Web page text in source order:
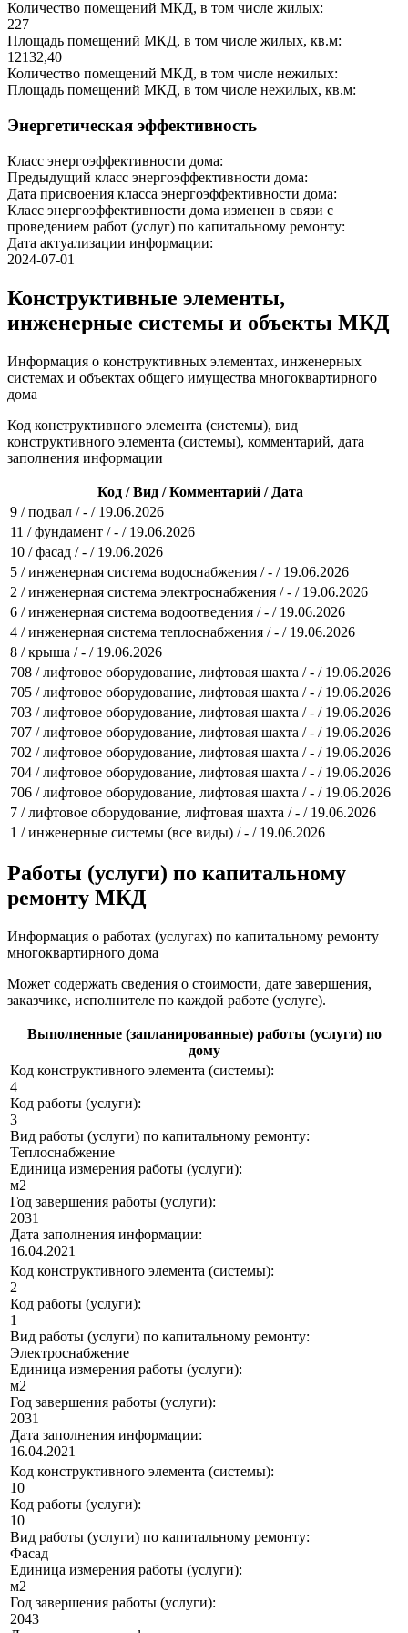
Количество помещений МКД, в том числе жилых:
227
Площадь помещений МКД, в том числе жилых, кв.м:
12132,40
Количество помещений МКД, в том числе нежилых:
Площадь помещений МКД, в том числе нежилых, кв.м:
Энергетическая эффективность
Класс энергоэффективности дома:
Предыдущий класс энергоэффективности дома:
Дата присвоения класса энергоэффективности дома:
Класс энергоэффективности дома изменен в связи с
проведением работ (услуг) по капитальному ремонту:
Дата актуализации информации:
2024-07-01
Конструктивные элементы,
инженерные системы и объекты МКД
Информация о конструктивных элементах, инженерных
системах и объектах общего имущества многоквартирного
дома
Код конструктивного элемента (системы), вид
конструктивного элемента (системы), комментарий, дата
заполнения информации
Код / Вид / Комментарий / Дата
9 / подвал / - / 19.06.2026
11 / фундамент / - / 19.06.2026
10 / фасад / - / 19.06.2026
5 / инженерная система водоснабжения / - / 19.06.2026
2 / инженерная система электроснабжения / - / 19.06.2026
6 / инженерная система водоотведения / - / 19.06.2026
4 / инженерная система теплоснабжения / - / 19.06.2026
8 / крыша / - / 19.06.2026
708 / лифтовое оборудование, лифтовая шахта / - / 19.06.2026
705 / лифтовое оборудование, лифтовая шахта / - / 19.06.2026
703 / лифтовое оборудование, лифтовая шахта / - / 19.06.2026
707 / лифтовое оборудование, лифтовая шахта / - / 19.06.2026
702 / лифтовое оборудование, лифтовая шахта / - / 19.06.2026
704 / лифтовое оборудование, лифтовая шахта / - / 19.06.2026
706 / лифтовое оборудование, лифтовая шахта / - / 19.06.2026
7 / лифтовое оборудование, лифтовая шахта / - / 19.06.2026
1 / инженерные системы (все виды) / - / 19.06.2026
Работы (услуги) по капитальному
ремонту МКД
Информация о работах (услугах) по капитальному ремонту
многоквартирного дома
Может содержать сведения о стоимости, дате завершения,
заказчике, исполнителе по каждой работе (услуге).
Выполненные (запланированные) работы (услуги) по
дому
Код конструктивного элемента (системы):
4
Код работы (услуги):
3
Вид работы (услуги) по капитальному ремонту:
Теплоснабжение
Единица измерения работы (услуги):
м2
Год завершения работы (услуги):
2031
Дата заполнения информации:
16.04.2021
Код конструктивного элемента (системы):
2
Код работы (услуги):
1
Вид работы (услуги) по капитальному ремонту:
Электроснабжение
Единица измерения работы (услуги):
м2
Год завершения работы (услуги):
2031
Дата заполнения информации:
16.04.2021
Код конструктивного элемента (системы):
10
Код работы (услуги):
10
Вид работы (услуги) по капитальному ремонту:
Фасад
Единица измерения работы (услуги):
м2
Год завершения работы (услуги):
2043